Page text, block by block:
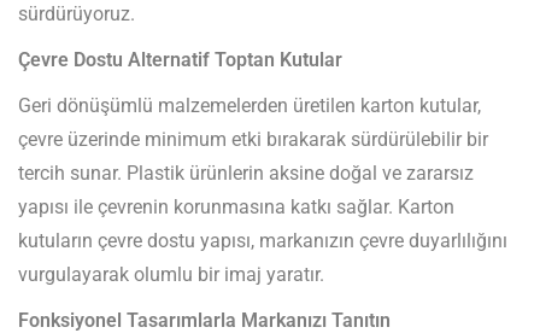
sürdürüyoruz.
Çevre Dostu Alternatif Toptan Kutular
Geri dönüşümlü malzemelerden üretilen karton kutular,
çevre üzerinde minimum etki bırakarak sürdürülebilir bir
tercih sunar. Plastik ürünlerin aksine doğal ve zararsız
yapısı ile çevrenin korunmasına katkı sağlar. Karton
kutuların çevre dostu yapısı, markanızın çevre duyarlılığını
vurgulayarak olumlu bir imaj yaratır.
Fonksiyonel Tasarımlarla Markanızı Tanıtın